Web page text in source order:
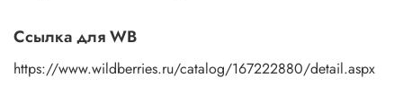
Ссылка для WB
https://www.wildberries.ru/catalog/167222880/detail.aspx